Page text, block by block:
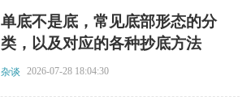
​单底不是底，常见底部形态的分
类，以及对应的各种抄底方法
杂谈 2026-07-28 18:04:30